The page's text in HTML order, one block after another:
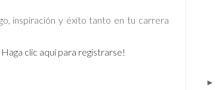
inspiración y éxito tanto en tu carrera
clic aquí para registrarse!
►